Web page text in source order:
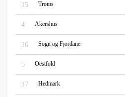
15 Troms
4 Akershus
16 Sogn og Fjordane
5 Oestfold
17 Hedmark